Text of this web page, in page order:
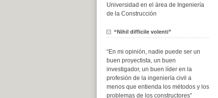
Universidad en el área de Ingeniería
de la Construcción
“Nihil difficile volenti”
“En mi opinión, nadie puede ser un
buen proyectista, un buen
investigador, un buen líder en la
profesión de la ingeniería civil a
menos que entienda los métodos y los
problemas de los constructores”